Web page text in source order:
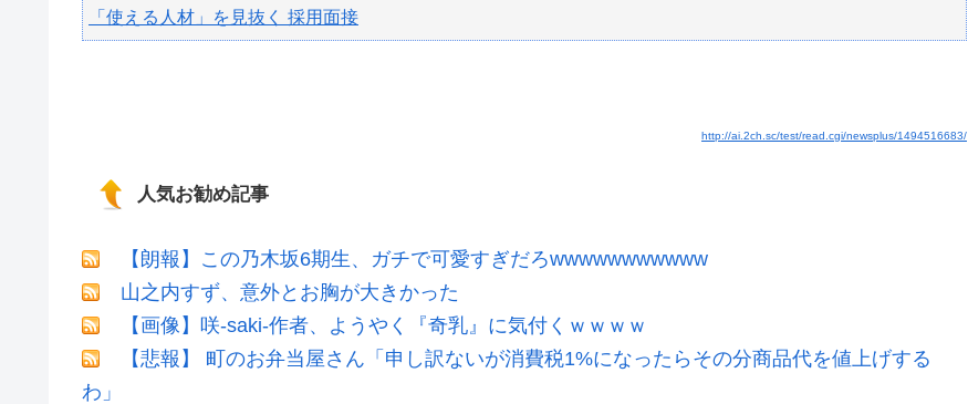
「使える人材」を見抜く 採用面接
http://ai.2ch.sc/test/read.cgi/newsplus/1494516683/
人気お勧め記事
【朗報】この乃木坂6期生、ガチで可愛すぎだろwwwwwwwwwww
山之内すず、意外とお胸が大きかった
【画像】咲-saki-作者、ようやく『奇乳』に気付くｗｗｗｗ
【悲報】 町のお弁当屋さん「申し訳ないが消費税1%になったらその分商品代を値上げする
わ」